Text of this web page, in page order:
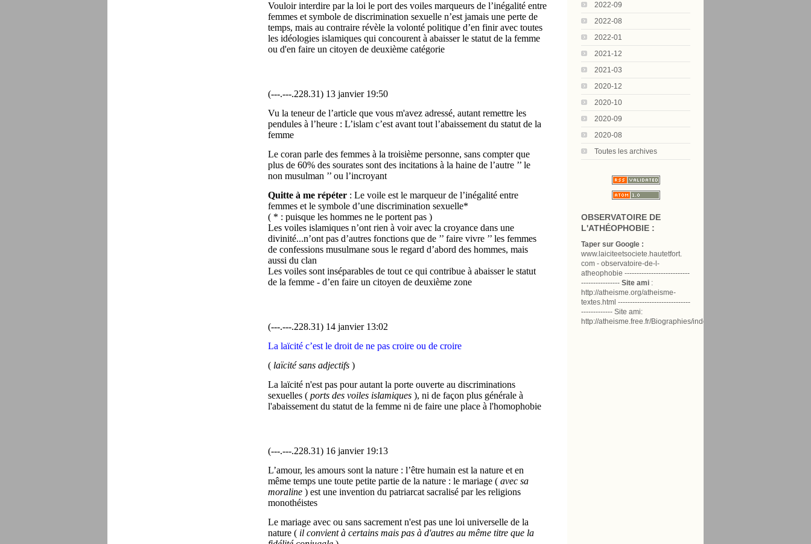
2022-09
2022-08
2022-01
2021-12
2021-03
2020-12
2020-10
2020-09
2020-08
Toutes les archives
OBSERVATOIRE DE
L'ATHÉOPHOBIE :
Taper sur Google :
www.laiciteetsociete.hautetfort.
com - observatoire-de-l-
atheophobie ---------------------------
---------------- Site ami :
http://atheisme.org/atheisme-
textes.html ------------------------------
------------- Site ami:
http://atheisme.free.fr/Biographies/index.html
Vouloir interdire par la loi le port des voiles marqueurs de l’inégalité entre
femmes et symbole de discrimination sexuelle n’est jamais une perte de
temps, mais au contraire révèle la volonté politique d’en finir avec toutes
les idéologies islamiques qui concourent à abaisserle statut de la femme
ou d'en faire un citoyen de deuxième catégorie
(---.---.228.31) 13 janvier 19:50
Vu la teneur de l’article que vous m'avez adressé, autant remettre les
pendules à l’heure : L’islam c’est avant tout l’abaissement du statut de la
femme
Le coran parle des femmes à la troisième personne, sans compter que
plus de 60% des sourates sont des incitations à la haine de l’autre ’’ le
non musulman ’’ ou l’incroyant
Quitte à me répéter : Le voile est le marqueur de l’inégalité entre
femmes et le symbole d’une discrimination sexuelle*
( * : puisque les hommes ne le portent pas )
Les voiles islamiques n’ont rien à voir avec la croyance dans une
divinité...n’ont pas d’autres fonctions que de ’’ faire vivre ’’ les femmes
de confessions musulmane sous le regard d’abord des hommes, mais
aussi du clan
Les voiles sont inséparables de tout ce qui contribue à abaisser le statut
de la femme - d’en faire un citoyen de deuxième zone
(---.---.228.31) 14 janvier 13:02
La laïcité c’est le droit de ne pas croire ou de croire
( laïcitésans adjectifs )
La laïcité n'est pas pour autant la porte ouverte au discriminations
sexuelles ( ports des voiles islamiques ), ni de façon plus générale à
l'abaissement du statut de la femme ni de faire une place à l'homophobie
(---.---.228.31) 16 janvier 19:13
L’amour, les amours sont la nature : l’être humain est la nature et en
même temps une toute petite partie de la nature : le mariage ( avec sa
moraline ) est une invention du patriarcat sacralisé par les religions
monothéistes
Le mariage avec ou sans sacrement n'est pas une loi universelle de la
nature ( il convient à certains mais pas à d'autres au même titre que la